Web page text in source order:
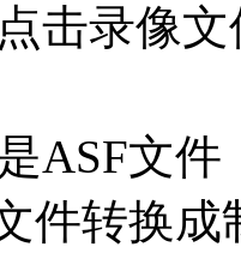
击录像
ASF文件
件转换